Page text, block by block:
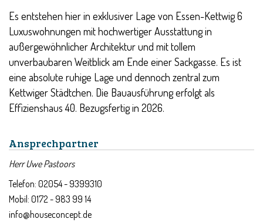
Es entstehen hier in exklusiver Lage von Essen-Kettwig 6
Luxuswohnungen mit hochwertiger Ausstattung in
außergewöhnlicher Architektur und mit tollem
unverbaubaren Weitblick am Ende einer Sackgasse. Es ist
eine absolute ruhige Lage und dennoch zentral zum
Kettwiger Städtchen. Die Bauausführung erfolgt als
Effizienshaus 40. Bezugsfertig in 2026.
Ansprechpartner
Herr Uwe Pastoors
Telefon: 02054 - 9399310
Mobil: 0172 - 983 99 14
info@houseconcept.de